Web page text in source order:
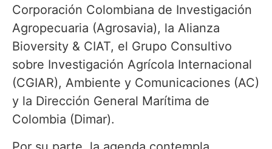
Corporación Colombiana de Investigación
Agropecuaria (Agrosavia), la Alianza
Bioversity & CIAT, el Grupo Consultivo
sobre Investigación Agrícola Internacional
(CGIAR), Ambiente y Comunicaciones (AC)
y la Dirección General Marítima de
Colombia (Dimar).